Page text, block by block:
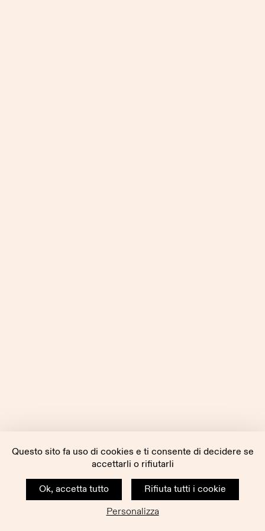
Questo sito fa uso di cookies e ti consente di decidere se
accettarli o rifiutarli
Ok, accetta tutto
Rifiuta tutti i cookie
Personalizza